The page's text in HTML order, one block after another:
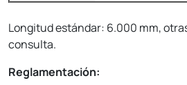
Longitud estándar: 6.000 mm,
consulta.
Reglamentación: